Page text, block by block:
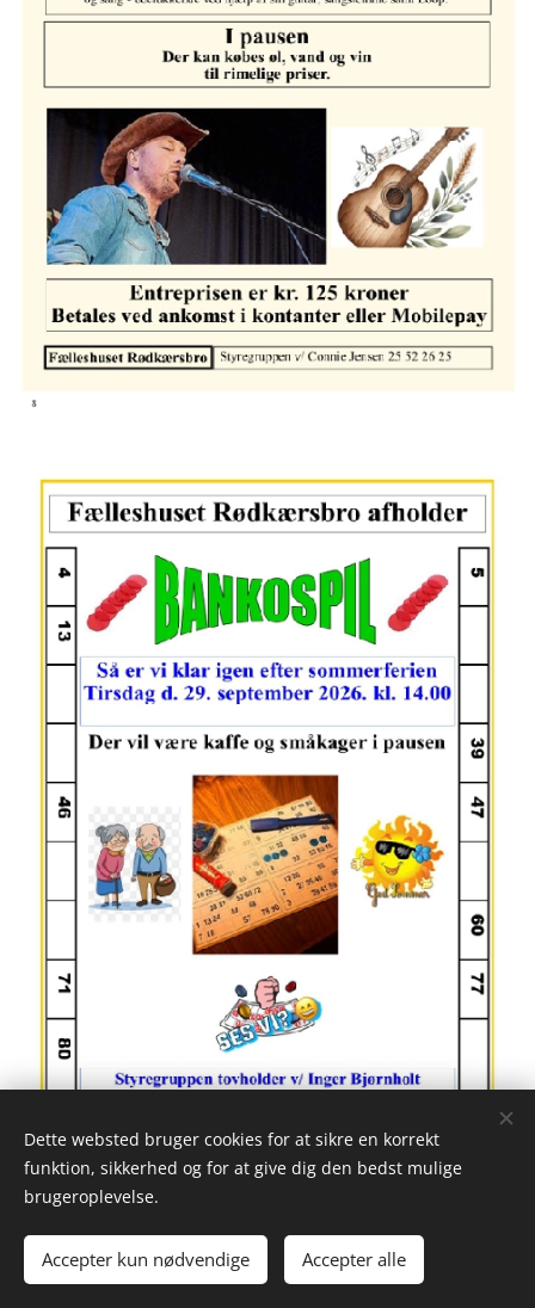
Dette websted bruger cookies for at sikre en korrekt
funktion, sikkerhed og for at give dig den bedst mulige
brugeroplevelse.
Accepter kun nødvendige Accepter alle